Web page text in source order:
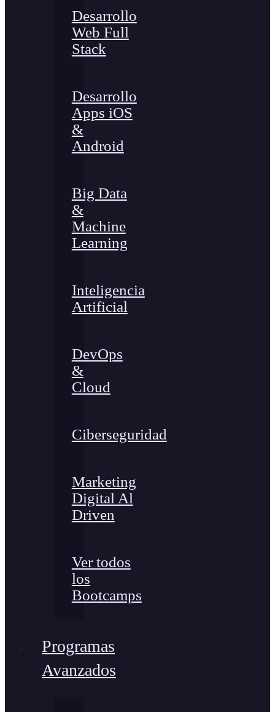
Desarrollo
Web Full
Stack
Desarrollo
Apps iOS
&
Android
Big Data
&
Machine
Learning
Inteligencia
Artificial
DevOps
&
Cloud
Ciberseguridad
Marketing
Digital Al
Driven
Ver todos
los
Bootcamps
Programas
Avanzados